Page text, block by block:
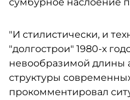
"И стилистически, и
"долгострои" 1980-х
невообразимой длины
структуры
прокомментировал